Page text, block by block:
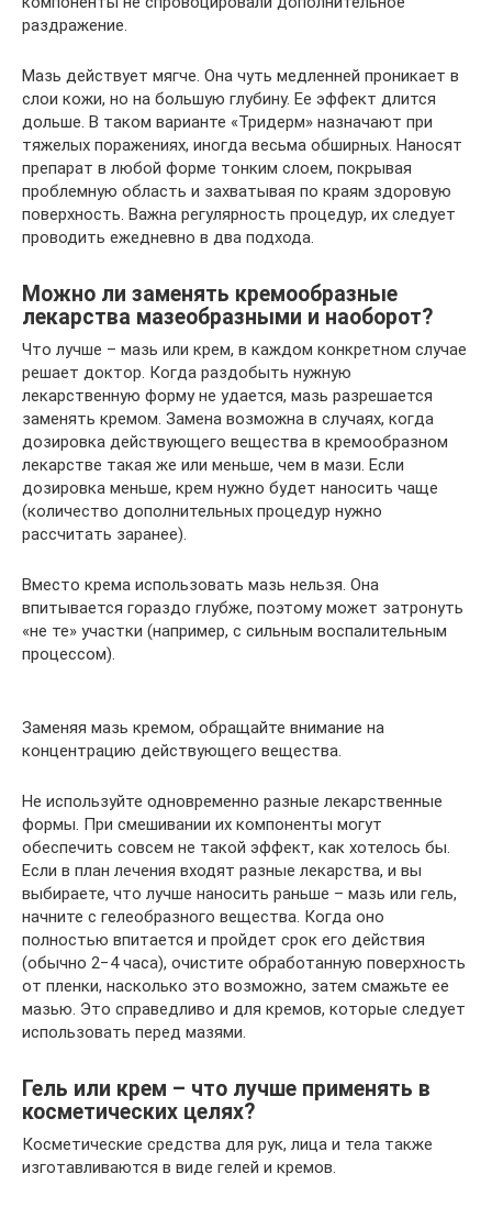
раздражение.
Мазь действует мягче. Она чуть медленней проникает в
слои кожи, но на большую глубину. Ее эффект длится
дольше. В таком варианте «Тридерм» назначают при
тяжелых поражениях, иногда весьма обширных. Наносят
препарат в любой форме тонким слоем, покрывая
проблемную область и захватывая по краям здоровую
поверхность. Важна регулярность процедур, их следует
проводить ежедневно в два подхода.
Можно ли заменять кремообразные
лекарства мазеобразными и наоборот?
Что лучше – мазь или крем, в каждом конкретном случае
решает доктор. Когда раздобыть нужную
лекарственную форму не удается, мазь разрешается
заменять кремом. Замена возможна в случаях, когда
дозировка действующего вещества в кремообразном
лекарстве такая же или меньше, чем в мази. Если
дозировка меньше, крем нужно будет наносить чаще
(количество дополнительных процедур нужно
рассчитать заранее).
Вместо крема использовать мазь нельзя. Она
впитывается гораздо глубже, поэтому может затронуть
«не те» участки (например, с сильным воспалительным
процессом).
Заменяя мазь кремом, обращайте внимание на
концентрацию действующего вещества.
Не используйте одновременно разные лекарственные
формы. При смешивании их компоненты могут
обеспечить совсем не такой эффект, как хотелось бы.
Если в план лечения входят разные лекарства, и вы
выбираете, что лучше наносить раньше – мазь или гель,
начните с гелеобразного вещества. Когда оно
полностью впитается и пройдет срок его действия
(обычно 2−4 часа), очистите обработанную поверхность
от пленки, насколько это возможно, затем смажьте ее
мазью. Это справедливо и для кремов, которые следует
использовать перед мазями.
Гель или крем – что лучше применять в
косметических целях?
Косметические средства для рук, лица и тела также
изготавливаются в виде гелей и кремов.